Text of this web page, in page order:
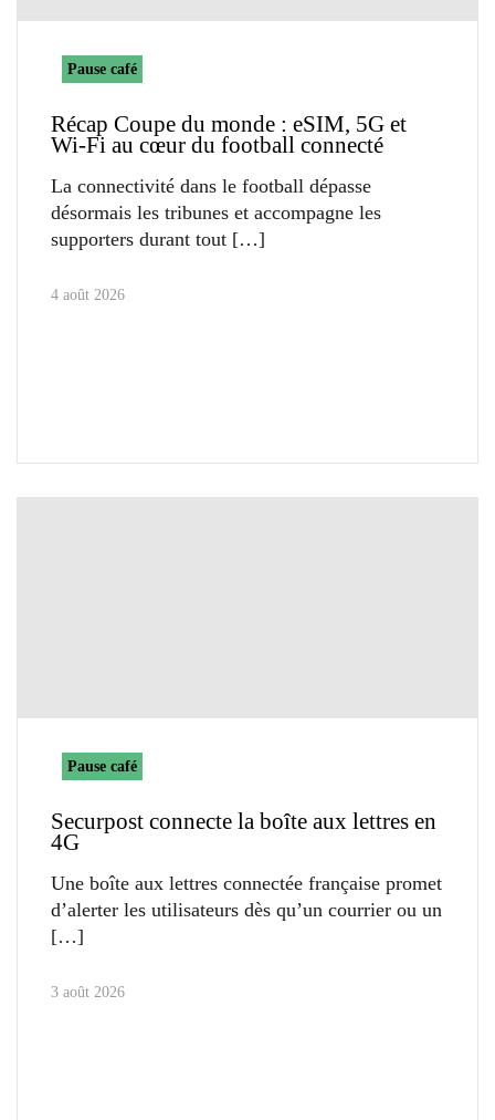
Pause café
Récap Coupe du monde : eSIM, 5G et
Wi-Fi au cœur du football connecté
La connectivité dans le football dépasse
désormais les tribunes et accompagne les
supporters durant tout
4 août 2026
Pause café
Securpost connecte la boîte aux lettres en
4G
Une boîte aux lettres connectée française promet
d’alerter les utilisateurs dès qu’un courrier ou un
3 août 2026